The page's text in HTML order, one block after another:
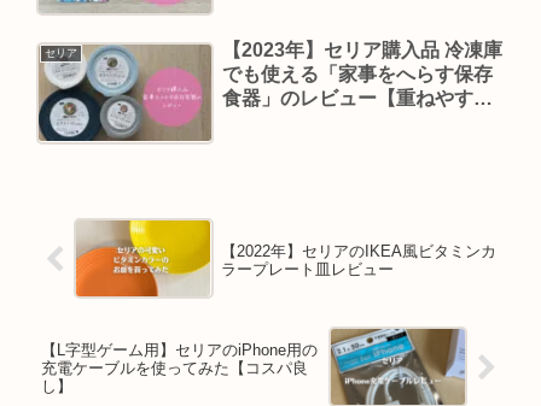
セリア
【2023年】セリア購入品 冷凍庫
でも使える「家事をへらす保存
食器」のレビュー【重ねやす
【2022年】セリアのIKEA風ビタミンカ
ラープレート皿レビュー
【L字型ゲーム用】セリアのiPhone用の
充電ケーブルを使ってみた【コスパ良
し】